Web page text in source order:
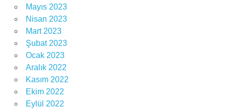
Mayıs 2023
Nisan 2023
Mart 2023
Şubat 2023
Ocak 2023
Aralık 2022
Kasım 2022
Ekim 2022
Eylül 2022